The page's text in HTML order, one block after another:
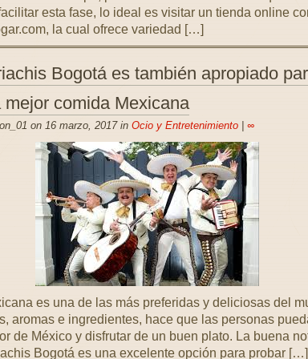
esta fase, lo ideal es visitar un tienda online
la cual ofrece variedad […]
Bogotá es también apropiado
mejor comida Mexicana
on 16 marzo, 2017 in Ocio y Entretenimiento| ∞
es una de las más preferidas y deliciosas del
aromas e ingredientes, hace que las personas
de México y disfrutar de un buen plato. La buena
Bogotá es una excelente opción para probar […]